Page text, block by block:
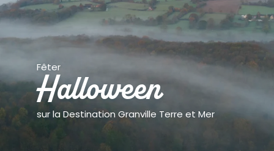
Fêter
Halloween
sur la Destination Granville Terre et Mer